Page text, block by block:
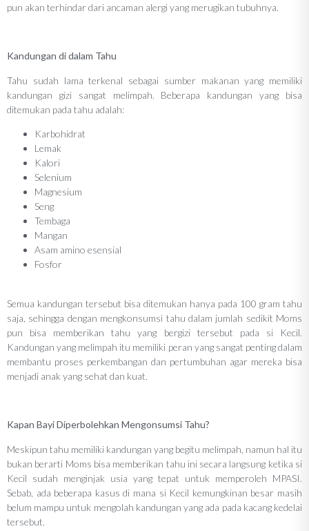
pun akan terhindar dari ancaman alergi yang merugikan tubuhnya.
Kandungan didalam Tahu
Tahu sudah lama terkenal sebagai sumber makanan yang memiliki
kandungan gizi sangat melimpah. Beberapa kandungan yang bisa
ditemukan pada tahu adalah:
Karbohidrat
Lemak
Kalori
Selenium
Magnesium
Seng
Tembaga
Mangan
Asam amino esensial
Fosfor
Semua kandungan tersebut bisa ditemukan hanya pada 100 gram tahu
saja, sehingga dengan mengkonsumsi tahu dalam jumlah sedikit Moms
pun bisa memberikan tahu yang bergizi tersebut pada si Kecil.
Kandungan yang melimpah itu memiliki peran yang sangat penting dalam
membantu proses perkembangan dan pertumbuhan agar mereka bisa
menjadi anak yang sehat dan kuat.
Kapan Bayi Diperbolehkan Mengonsumsi Tahu?
Meskipun tahu memiliki kandungan yang begitu melimpah, namun hal itu
bukan berarti Moms bisa memberikan tahu ini secara langsung ketika si
Kecil sudah menginjak usia yang tepat untuk memperoleh MPASI.
Sebab, ada beberapa kasus di mana si Kecil kemungkinan besar masih
belum mampu untuk mengolah kandungan yang ada pada kacang kedelai
tersebut.